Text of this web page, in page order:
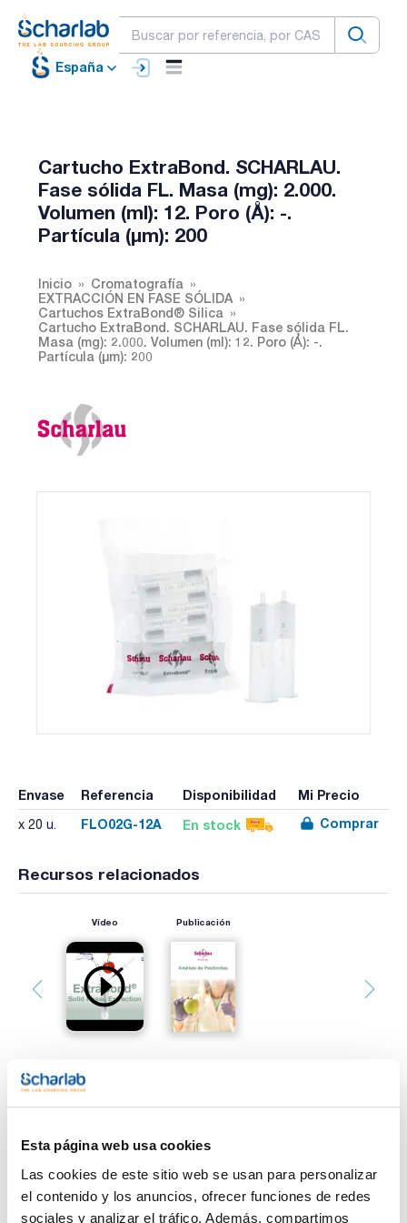
Esta página web usa cookies
Las cookies de este sitio web se usan para personalizar
el contenido y los anuncios, ofrecer funciones de redes
sociales y analizar el tráfico. Además, compartimos
España
Cartucho ExtraBond. SCHARLAU.
Fase sólida FL. Masa (mg): 2.000.
Volumen (ml): 12. Poro (Å): -.
Partícula (µm): 200
Inicio
Cromatografía
EXTRACCIÓN EN FASE SÓLIDA
Cartuchos ExtraBond® Silica
Cartucho ExtraBond. SCHARLAU. Fase sólida FL.
Masa (mg): 2.000. Volumen (ml): 12. Poro (Å): -.
Partícula (µm): 200
Envase Referencia Disponibilidad Mi Precio
x 20 u. FLO02G-12A En stock Comprar
Recursos relacionados
Vídeo Publicación
producto
Características
Masa (mg) : 2000
Volumen (ml) : 12
Ver más